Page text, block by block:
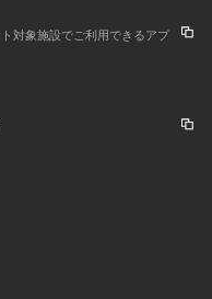
対象施設でご利用できるアプ